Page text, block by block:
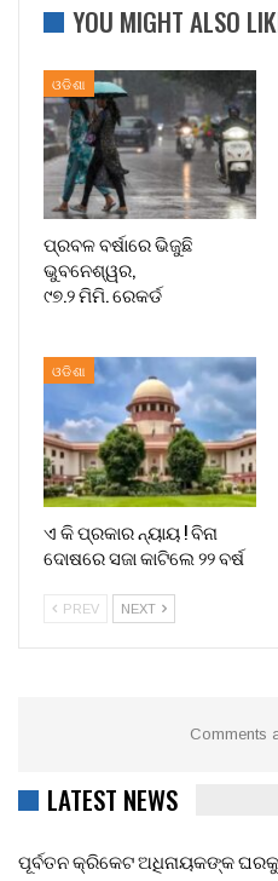
YOU MIGHT ALSO
ଓଡିଶା
ପ୍ରବଳ ବର୍ଷାରେ ଭିଜୁଛି
ଭୁବନେଶ୍ୱର,
୯୭.୨ ମିମି. ରେକର୍ଡ
ଓଡିଶା
ଏ କି ପ୍ରକାର ନ୍ୟାୟ ! ବିନା
ଦୋଷରେ ସଜା କାଟିଲେ ୨୨ ବର୍ଷ
PREV NEXT
Comments
LATEST NEWS
ପୂର୍ବତନ କ୍ରିକେଟ ଅଧିନାୟକଙ୍କ ଘରକୁ